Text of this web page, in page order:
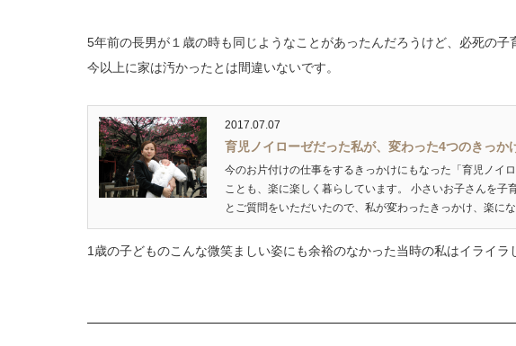
5年前の長男が１歳の時も同じようなことがあったんだろうけど、必死の子
今以上に家は汚かったとは間違いないです。
2017.07.07
育児ノイローゼだった私が、変わった4つのきっか
今のお片付けの仕事をするきっかけにもなった「育児ノイ
ことも、楽に楽しく暮らしています。 小さいお子さんを子
とご質問をいただいたので、私が変わったきっかけ、楽に
1歳の子どものこんな微笑ましい姿にも余裕のなかった当時の私はイライラ